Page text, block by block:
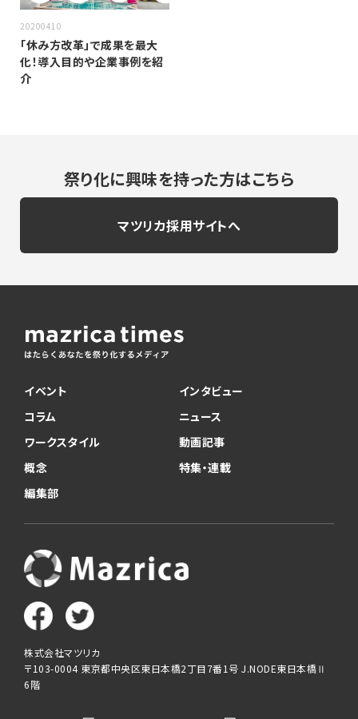
20200410
「休み方改革」で成果を最大
化！導入目的や企業事例を紹
介
祭り化に興味を持った方はこちら
マツリカ採用サイトへ
イベント
インタビュー
コラム
ニュース
ワークスタイル
動画記事
概念
特集・連載
編集部
株式会社マツリカ
〒103-0004 東京都中央区東日本橋2丁目7番1号 J.NODE東日本橋Ⅱ
6階